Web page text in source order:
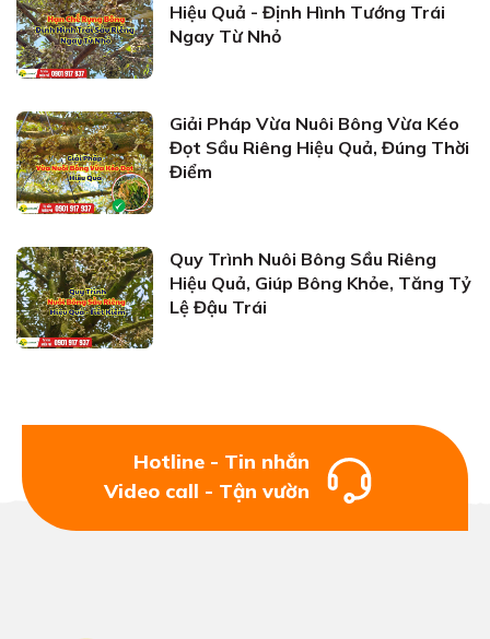
Hiệu Quả - Định Hình Tướng Trái
Ngay Từ Nhỏ
Giải Pháp Vừa Nuôi Bông Vừa Kéo
Đọt Sầu Riêng Hiệu Quả, Đúng Thời
Điểm
Quy Trình Nuôi Bông Sầu Riêng
Hiệu Quả, Giúp Bông Khỏe, Tăng Tỷ
Lệ Đậu Trái
Hotline - Tin nhắn
Video call - Tận vườn